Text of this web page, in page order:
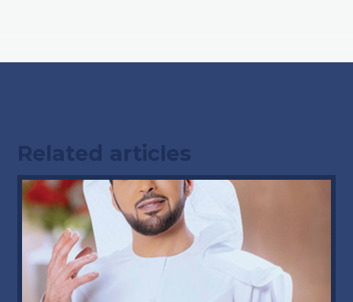
Related articles